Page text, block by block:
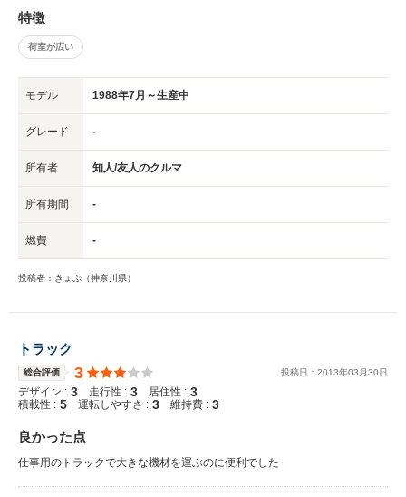
特徴
荷室が広い
モデル 1988年7月～生産中
グレード -
所有者 知人/友人のクルマ
所有期間 -
燃費 -
投稿者：きょぷ（神奈川県）
トラック
総合評価 3 投稿日： 2013年03 月30日
デザイン : 3 走行性 : 3 居住性 : 3
積載性 : 5 運転しやすさ : 3 維持費 : 3
良かった点
仕事用のトラックで大きな機材を運ぶのに便利でした